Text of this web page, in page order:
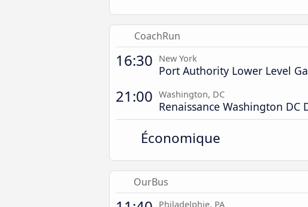
CoachRun
16:30 New York
Port Authority Lower Level
21:00 Washington, DC
Renaissance Washington DC
Économique
OurBus
Philadelphie, PA